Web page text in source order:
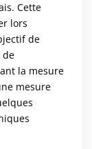
Cette
lors
de
de
la mesure
mesure